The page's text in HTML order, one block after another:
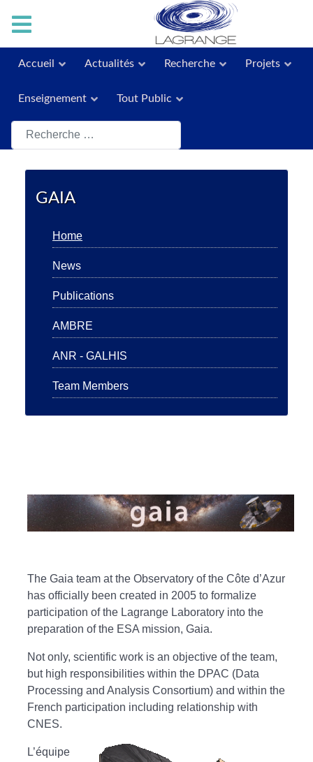
Accueil Actualités Recherche Projets
Enseignement Tout Public
Rechercher
GAIA
Home
News
Publications
AMBRE
ANR - GALHIS
Team Members
The Gaia team at the Observatory of the Côte d’Azur
has officially been created in 2005 to formalize
participation of the Lagrange Laboratory into the
preparation of the ESA mission, Gaia.
Not only, scientific work is an objective of the team,
but high responsibilities within the DPAC (Data
Processing and Analysis Consortium) and within the
French participation including relationship with
CNES.
L’équipe